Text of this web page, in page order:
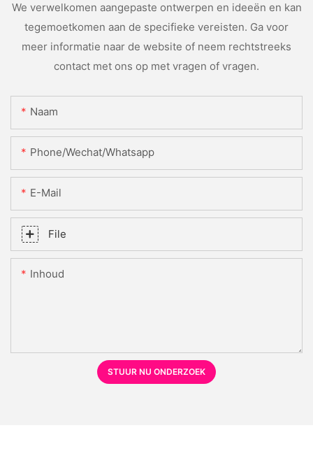
We verwelkomen aangepaste ontwerpen en ideeën en kan
tegemoetkomen aan de specifieke vereisten. Ga voor
meer informatie naar de website of neem rechtstreeks
contact met ons op met vragen of vragen.
Naam
Phone/Wechat/Whatsapp
E-Mail
File
Inhoud
STUUR NU ONDERZOEK